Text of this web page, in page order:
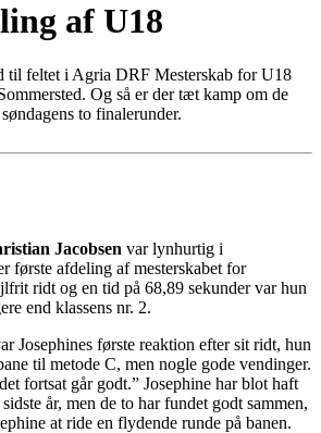
af U18
til feltet i Agria DRF Mesterskab for U18
Og så er der tæt kamp om de
to finalerunder.
Jacobsen var lynhurtig i
første afdeling af mesterskabet for
ridt og en tid på 68,89 sekunder var hun
end klassens nr. 2.
Josephines første reaktion efter sit ridt, hun
til metode C, men nogle gode vendinger.
fortsat går godt.” Josephine har blot haft
år, men de to har fundet godt sammen,
at ride en flydende runde på banen.